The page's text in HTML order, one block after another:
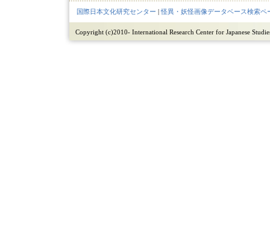
国際日本文化研究センター |怪異・妖怪画像データベース検索ペ
Copyright (c)2010- International Research Center for Japanese